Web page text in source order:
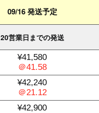
09/16 発送予定
20営業日までの発送
¥41,580
＠41.58
¥42,240
＠21.12
¥42,900